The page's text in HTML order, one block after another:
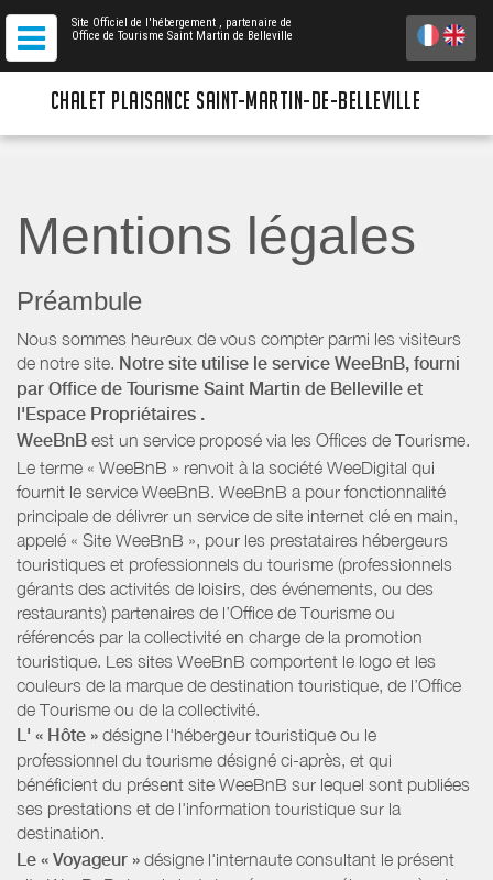
Site Officiel de l'hébergement , partenaire de
Office de Tourisme Saint Martin de Belleville
CHALET PLAISANCE SAINT-MARTIN-DE-BELLEVILLE
Mentions légales
Préambule
Nous sommes heureux de vous compter parmi les visiteurs
de notre site. Notre site utilise le service WeeBnB, fourni
par Office de Tourisme Saint Martin de Belleville et
l'Espace Propriétaires .
WeeBnB est un service proposé via les Offices de Tourisme.
Le terme « WeeBnB » renvoit à la société WeeDigital qui
fournit le service WeeBnB. WeeBnB a pour fonctionnalité
principale de délivrer un service de site internet clé en main,
appelé « Site WeeBnB », pour les prestataires hébergeurs
touristiques et professionnels du tourisme (professionnels
gérants des activités de loisirs, des événements, ou des
restaurants) partenaires de l’Office de Tourisme ou
référencés par la collectivité en charge de la promotion
touristique. Les sites WeeBnB comportent le logo et les
couleurs de la marque de destination touristique, de l’Office
de Tourisme ou de la collectivité.
L' « Hôte » désigne l'hébergeur touristique ou le
professionnel du tourisme désigné ci-après, et qui
bénéficient du présent site WeeBnB sur lequel sont publiées
ses prestations et de l'information touristique sur la
destination.
Le « Voyageur » désigne l'internaute consultant le présent